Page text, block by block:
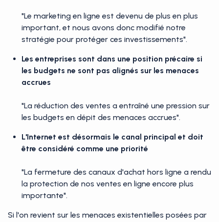
"Le marketing en ligne est devenu de plus en plus
important, et nous avons donc modifié notre
stratégie pour protéger ces investissements".
Les entreprises sont dans une position précaire si
les budgets ne sont pas alignés sur les menaces
accrues
"La réduction des ventes a entraîné une pression sur
les budgets en dépit des menaces accrues".
L'Internet est désormais le canal principal et doit
être considéré comme une priorité
"La fermeture des canaux d'achat hors ligne a rendu
la protection de nos ventes en ligne encore plus
importante".
Si l'on revient sur les menaces existentielles posées par